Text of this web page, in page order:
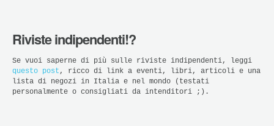
Riviste indipendenti!?
Se vuoi saperne di più sulle riviste indipendenti, leggi
questo post , ricco di link a eventi, libri, articoli e una
lista di negozi in Italia e nel mondo (testati
personalmente o consigliati da intenditori ;).